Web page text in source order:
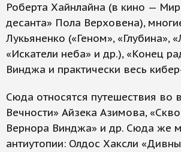
Роберта Хайнлайна (в кино —
десанта» Пола Верховена),
Лукьяненко («Геном», «Глубина»,
«Искатели неба» и др.), «Конец
Винджа и практически весь
Сюда относятся путешествия во
Вечности» Айзека Азимова,
Вернора Винджа» и др. Сюда же
антиутопии: Олдос Хаксли